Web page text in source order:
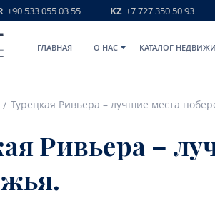
+90 533 055 03 55 KZ +7 727 350 50 93
ГЛАВНАЯ O НАС КАТАЛОГ
Турецкая Ривьера – лучшие места
Ривьера –